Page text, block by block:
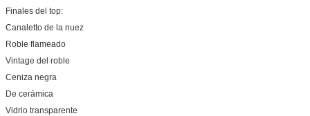
Finales del top:
Canaletto de la nuez
Roble flameado
Vintage del roble
Ceniza negra
De cerámica
Vidrio transparente